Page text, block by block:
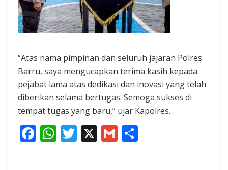
“Atas nama pimpinan dan seluruh jajaran Polres
Barru, saya mengucapkan terima kasih kepada
pejabat lama atas dedikasi dan inovasi yang telah
diberikan selama bertugas. Semoga sukses di
tempat tugas yang baru,” ujar Kapolres.
F W T X G